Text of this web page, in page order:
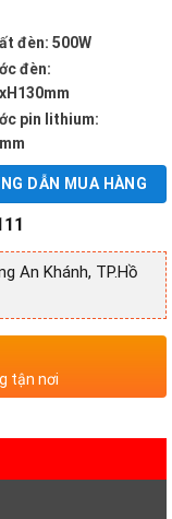
đèn: 500W
đèn:
pin lithium:
DẪN MUA HÀNG
An Khánh, TP.Hồ
tận nơi